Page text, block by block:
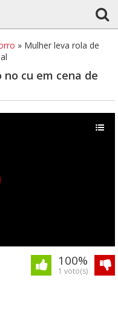
» Mulher leva rola de
cu em cena de
100%
1 voto(s)